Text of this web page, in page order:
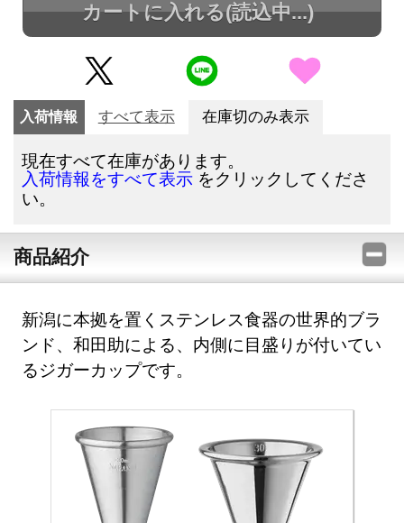
カートに入れる(読込中...)
入荷情報 すべて表示 在庫切のみ表示
現在すべて在庫があります。
入荷情報をすべて表示 をクリックしてくださ
い。
商品紹介
新潟に本拠を置くステンレス食器の世界的ブラ
ンド、和田助による、内側に目盛りが付いてい
るジガーカップです。